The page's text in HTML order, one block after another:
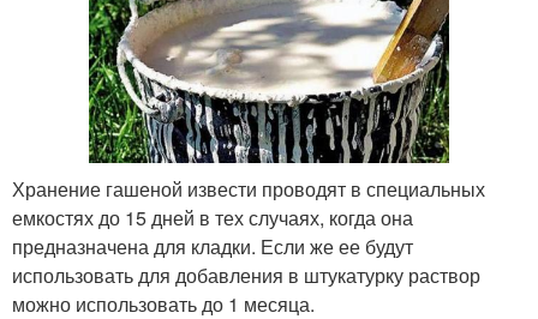
Хранение гашеной извести проводят в специальных
емкостях до 15 дней в тех случаях, когда она
предназначена для кладки. Если же ее будут
использовать для добавления в штукатурку раствор
можно использовать до 1 месяца.